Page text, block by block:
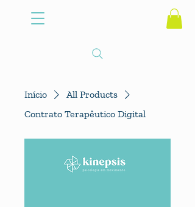
Início
All Products
Contrato Terapêutico Digital